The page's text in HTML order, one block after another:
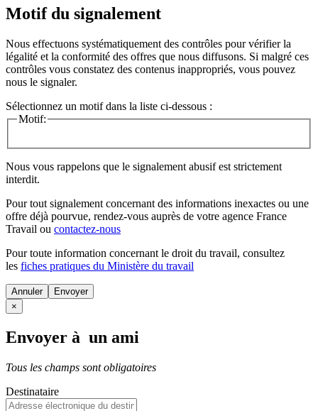
Motif du signalement
Nous effectuons systématiquement des contrôles pour vérifier la
légalité et la conformité des offres que nous diffusons. Si malgré ces
contrôles vous constatez des contenus inappropriés, vous pouvez
nous le signaler.
Sélectionnez un motif dans la liste ci-dessous :
Motif:
Nous vous rappelons que le signalement abusif est strictement
interdit.
Pour tout signalement concernant des informations inexactes ou une
offre déjà pourvue, rendez-vous auprès de votre agence France
Travail ou contactez-nous
Pour toute information concernant le droit du travail, consultez
les fiches pratiques du Ministère du travail
Annuler
×
Envoyer à un ami
Tous les champs sont obligatoires
Destinataire